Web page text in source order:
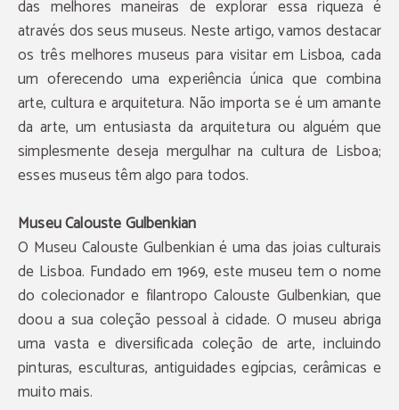
das melhores maneiras de explorar essa riqueza é
através dos seus museus. Neste artigo, vamos destacar
os três melhores museus para visitar em Lisboa, cada
um oferecendo uma experiência única que combina
arte, cultura e arquitetura. Não importa se é um amante
da arte, um entusiasta da arquitetura ou alguém que
simplesmente deseja mergulhar na cultura de Lisboa;
esses museus têm algo para todos.
Museu Calouste Gulbenkian
O Museu Calouste Gulbenkian é uma das joias culturais
de Lisboa. Fundado em 1969, este museu tem o nome
do colecionador e filantropo Calouste Gulbenkian, que
doou a sua coleção pessoal à cidade. O museu abriga
uma vasta e diversificada coleção de arte, incluindo
pinturas, esculturas, antiguidades egípcias, cerâmicas e
muito mais.